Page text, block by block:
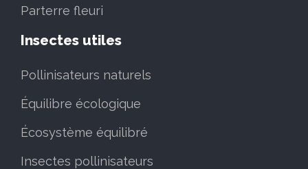
Parterre fleuri
Insectes utiles
Pollinisateurs naturels
Équilibre écologique
Écosystème équilibré
Insectes pollinisateurs